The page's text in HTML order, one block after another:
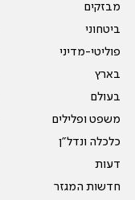
מבזקים
ביטחוני
פוליטי-מדיני
בארץ
בעולם
משפט ופלילים
כלכלה ונדל"ן
דעות
חדשות המגזר